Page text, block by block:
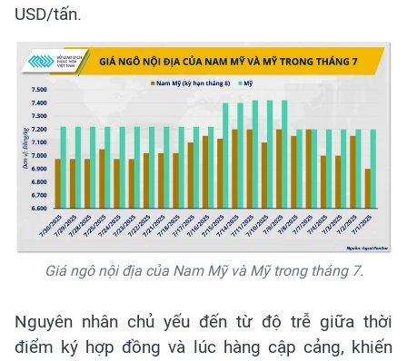
USD/tấn.
Giá ngô nội địa của Nam Mỹ và Mỹ trong tháng 7.
Nguyên nhân chủ yếu đến từ độ trễ giữa thời
điểm ký hợp đồng và lúc hàng cập cảng, khiến